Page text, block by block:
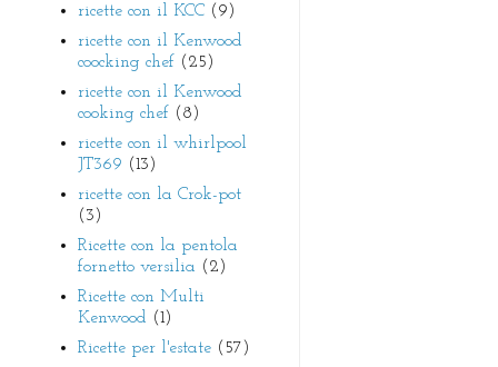
ricette con il KCC (9)
ricette con il Kenwood
coocking chef (25)
ricette con il Kenwood
cooking chef (8)
ricette con il whirlpool
JT369 (13)
ricette con la Crok-pot
(3)
Ricette con la pentola
fornetto versilia (2)
Ricette con Multi
Kenwood (1)
Ricette per l'estate (57)